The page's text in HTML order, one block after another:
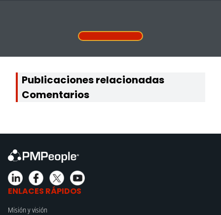
Publicaciones relacionadas
Comentarios
ENLACES RÁPIDOS
Misión y visión